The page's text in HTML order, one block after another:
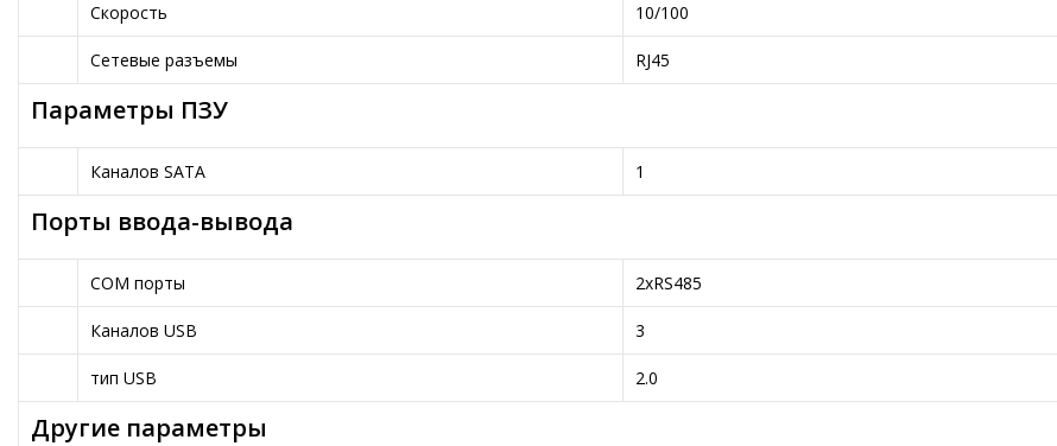
Скорость 10/100
Сетевые разъемы RJ45
Параметры ПЗУ
Каналов SATA 1
Порты ввода-вывода
COM порты 2xRS485
Каналов USB 3
тип USB 2.0
Другие параметры